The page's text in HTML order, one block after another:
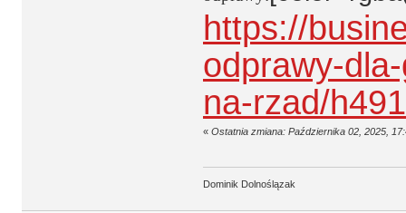
https://
odprawy-
na-rzad/
« Ostatnia zmiana: Października 02, 2025,
Dominik Dolnoślązak